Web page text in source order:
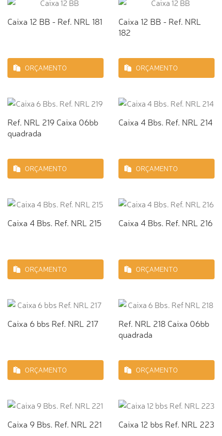
Caixa 12 BB - Ref. NRL 181
ORÇAMENTO
Caixa 12 BB - Ref. NRL
182
ORÇAMENTO
Ref. NRL 219 Caixa 06bb
quadrada
ORÇAMENTO
Caixa 4 Bbs. Ref. NRL 214
ORÇAMENTO
Caixa 4 Bbs. Ref. NRL 215
ORÇAMENTO
Caixa 4 Bbs. Ref. NRL 216
ORÇAMENTO
Caixa 6 bbs Ref. NRL 217
ORÇAMENTO
Ref. NRL 218 Caixa 06bb
quadrada
ORÇAMENTO
Caixa 9 Bbs. Ref. NRL 221 Caixa 12 bbs Ref. NRL 223